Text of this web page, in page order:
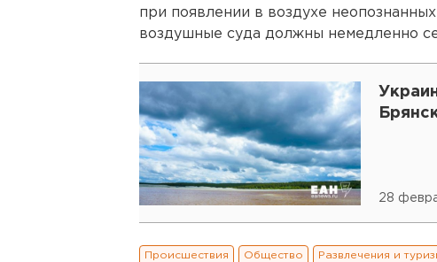
при появлении в воздухе
воздушные суда должны немедленно
28
Происшествия Общество Развлечения и